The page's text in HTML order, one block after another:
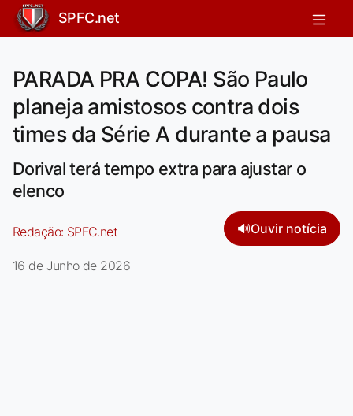
SPFC.net
PARADA PRA COPA! São Paulo
planeja amistosos contra dois
times da Série A durante a pausa
Dorival terá tempo extra para ajustar o
elenco
Redação: SPFC.net 🔊Ouvir notícia
16 de Junho de 2026